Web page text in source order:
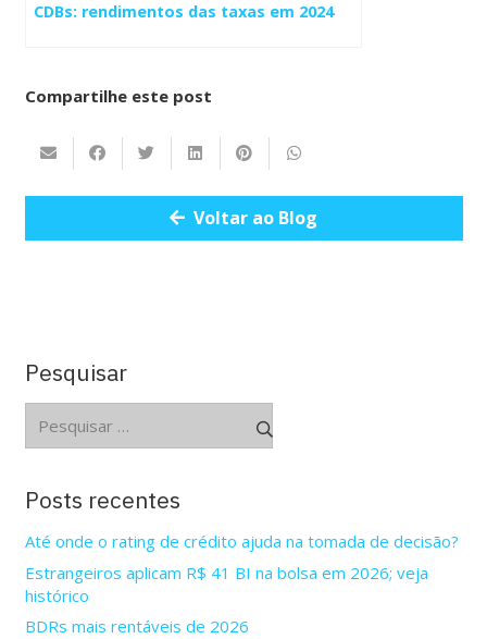
CDBs: rendimentos das taxas em 2024
Compartilhe este post
Voltar ao Blog
Pesquisar
Pesquisar
por:
Posts recentes
Até onde o rating de crédito ajuda na tomada de decisão?
Estrangeiros aplicam R$ 41 BI na bolsa em 2026; veja
histórico
BDRs mais rentáveis de 2026